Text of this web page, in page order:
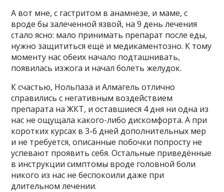
А вот мне, с гастритом в анамнезе, и маме, с
вроде бы залеченной язвой, на 9 день лечения
стало ясно: мало принимать препарат после еды,
нужно защититься ещё и медикаментозно. К тому
моменту нас обеих начало подташнивать,
появилась изжога и начал болеть желудок.
К счастью, Нольпаза и Алмагель отлично
справились с негативным воздействием
препарата на ЖКТ, и оставшиеся 4 дня ни одна из
нас не ощущала какого-либо дискомфорта. А при
коротких курсах в 3-6 дней дополнительных мер
и не требуется, описанные побочки попросту не
успевают проявить себя. Остальные приведённые
в инструкции симптомы вроде головной боли
никого из нас не беспокоили даже при
длительном лечении.